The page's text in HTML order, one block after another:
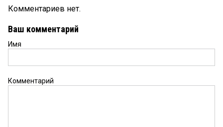
Комментариев нет.
Ваш комментарий
Имя
Комментарий